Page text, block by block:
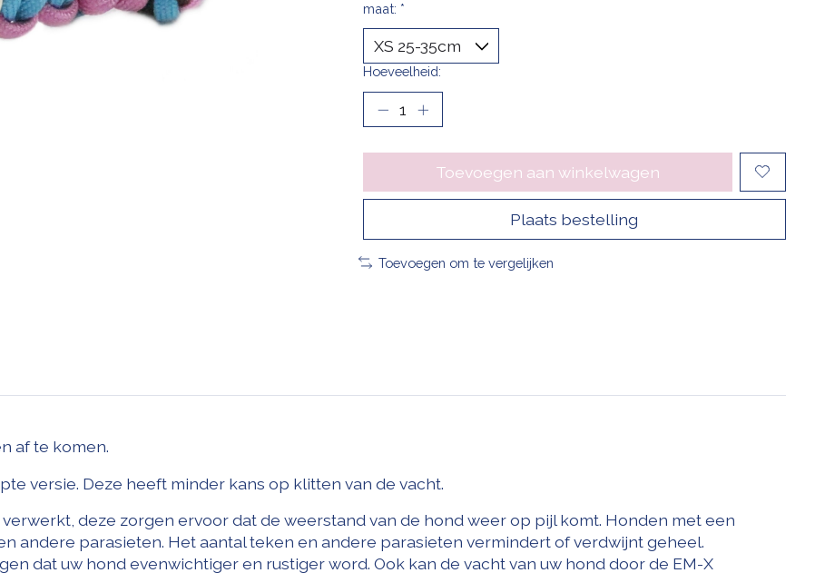
maat: *
Hoeveelheid:
Toevoegen aan winkelwagen
Plaats bestelling
Toevoegen om te vergelijken
af te komen.
versie. Deze heeft minder kans op klitten van de vacht.
deze zorgen ervoor dat de weerstand van de hond weer op pijl komt. Honden met een
andere parasieten. Het aantal teken en andere parasieten vermindert of verdwijnt geheel.
dat uw hond evenwichtiger en rustiger word. Ook kan de vacht van uw hond door de EM-X